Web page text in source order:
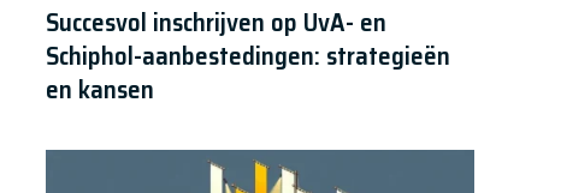
Succesvol inschrijven op UvA- en
Schiphol-aanbestedingen: strategieën
en kansen